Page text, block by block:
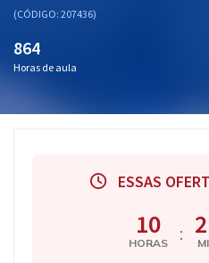
(CÓDIGO: 207436)
864
Horas de aula
ESSAS
10
HORAS :